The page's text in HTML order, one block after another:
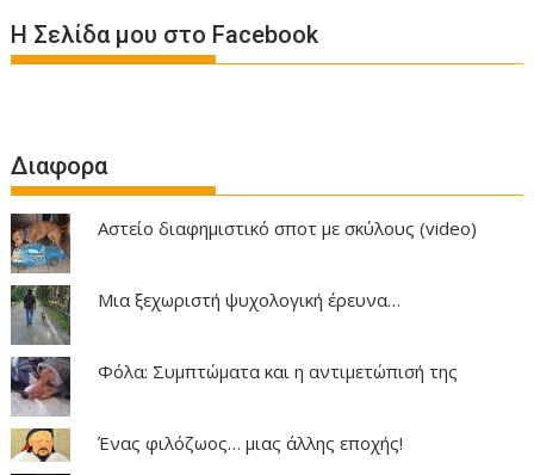
Η Σελίδα μου στο Facebook
Διαφορα
Αστείο διαφημιστικό σποτ με σκύλους (video)
Μια ξεχωριστή ψυχολογική έρευνα…
Φόλα: Συμπτώματα και η αντιμετώπισή της
Ένας φιλόζωος… μιας άλλης εποχής!